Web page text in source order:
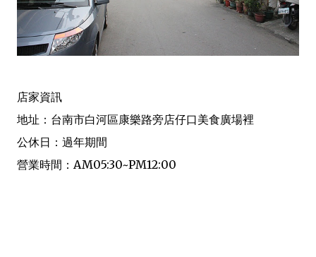
店家資訊
地址：台南市白河區康樂路旁店仔口美食廣場裡
公休日：過年期間
營業時間：AM05:30~PM12:00